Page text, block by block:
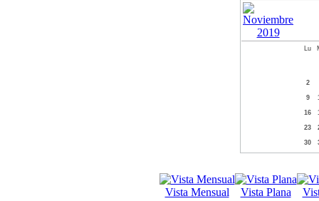
Lu
2
9
16
23
30
Vista Mensual Vista Plana